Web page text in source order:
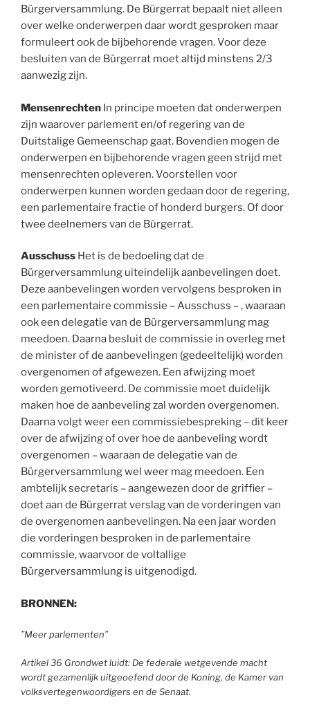
Bürgerversammlung. De Bürgerrat bepaalt niet alleen
over welke onderwerpen daar wordt gesproken maar
formuleert ook de bijbehorende vragen. Voor deze
besluiten van de Bürgerrat moet altijd minstens 2/3
aanwezig zijn.
Mensenrechten In principe moeten dat onderwerpen
zijn waarover parlement en/of regering van de
Duitstalige Gemeenschap gaat. Bovendien mogen de
onderwerpen en bijbehorende vragen geen strijd met
mensenrechten opleveren. Voorstellen voor
onderwerpen kunnen worden gedaan door de regering,
een parlementaire fractie of honderd burgers. Of door
twee deelnemers van de Bürgerrat.
Ausschuss Het is de bedoeling dat de
Bürgerversammlung uiteindelijk aanbevelingen doet.
Deze aanbevelingen worden vervolgens besproken in
een parlementaire commissie – Ausschuss – , waaraan
ook een delegatie van de Bürgerversammlung mag
meedoen. Daarna besluit de commissie in overleg met
de minister of de aanbevelingen (gedeeltelijk) worden
overgenomen of afgewezen. Een afwijzing moet
worden gemotiveerd. De commissie moet duidelijk
maken hoe de aanbeveling zal worden overgenomen.
Daarna volgt weer een commissiebespreking – dit keer
over de afwijzing of over hoe de aanbeveling wordt
overgenomen – waaraan de delegatie van de
Bürgerversammlung wel weer mag meedoen. Een
ambtelijk secretaris – aangewezen door de griffier –
doet aan de Bürgerrat verslag van de vorderingen van
de overgenomen aanbevelingen. Na een jaar worden
die vorderingen besproken in de parlementaire
commissie, waarvoor de voltallige
Bürgerversammlung is uitgenodigd.
BRONNEN:
”Meer parlementen”
Artikel 36 Grondwet luidt: De federale wetgevende macht
wordt gezamenlijk uitgeoefend door de Koning, de Kamer van
volksvertegenwoordigers en de Senaat.